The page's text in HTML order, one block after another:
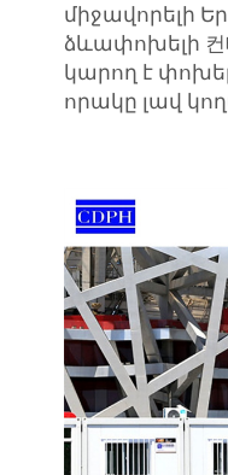
միջավորելի
ձևափոխելի 컨
կարող է
որակը լավ